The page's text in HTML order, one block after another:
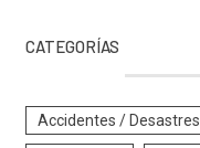
CATEGORÍAS
Accidentes / Desastres